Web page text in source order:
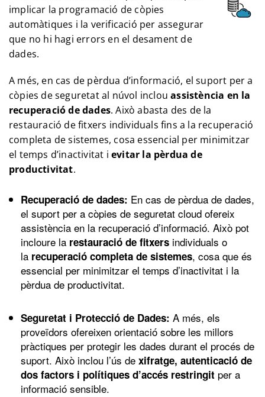
implicar la programació de còpies
automàtiques i la verificació per assegurar
que no hi hagi errors en el desament de
dades.
A més, en cas de pèrdua d’informació, el suport per a
còpies de seguretat al núvol inclouassistència en la
recuperació de dades. Això abasta des de la
restauració de fitxers individuals fins a la recuperació
completa de sistemes, cosa essencial per minimitzar
el temps d’inactivitat i evitar la pèrdua de
productivitat.
Recuperació de dades: En cas de pèrdua de dades,
el suport per a còpies de seguretat cloud ofereix
assistència en la recuperació d’informació. Això pot
incloure la restauració de fitxers individuals o
la recuperació completa de sistemes, cosa que és
essencial per minimitzar el temps d’inactivitat i la
pèrdua de productivitat.
Seguretat i Protecció de Dades: A més, els
proveïdors ofereixen orientació sobre les millors
pràctiques per protegir les dades durant el procés de
suport. Això inclou l’ús de xifratge, autenticació de
dos factors i polítiques d’accés restringit per a
informació sensible.